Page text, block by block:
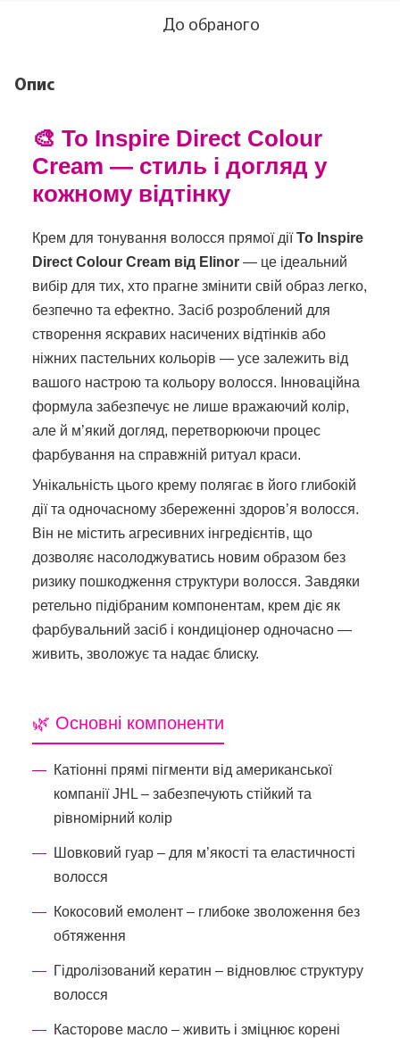
До обраного
Опис
🎨 To Inspire Direct Colour
Cream — стиль і догляд у
кожному відтінку
Крем для тонування волосся прямої діїTo Inspire
Direct Colour Cream від Elinor — це ідеальний
вибір для тих, хто прагне змінити свій образ легко,
безпечно та ефектно. Засіб розроблений для
створення яскравих насичених відтінків або
ніжних пастельних кольорів — усе залежить від
вашого настрою та кольору волосся. Інноваційна
формула забезпечує не лише вражаючий колір,
але й м’який догляд, перетворюючи процес
фарбування на справжній ритуал краси.
Унікальність цього крему полягає в його глибокій
дії та одночасному збереженні здоров’я волосся.
Він не містить агресивних інгредієнтів, що
дозволяє насолоджуватись новим образом без
ризику пошкодження структури волосся. Завдяки
ретельно підібраним компонентам, крем діє як
фарбувальний засіб і кондиціонер одночасно —
живить, зволожує та надає блиску.
🌿 Основні компоненти
Катіонні прямі пігменти від американської
компанії JHL – забезпечують стійкий та
рівномірний колір
Шовковий гуар – для м’якості та еластичності
волосся
Кокосовий емолент – глибоке зволоження без
обтяження
Гідролізований кератин – відновлює структуру
волосся
Касторове масло – живить і зміцнює корені